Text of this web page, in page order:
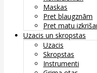
Maskas
Pret blaugznām
Pret matu
Uzacis un skropstas
Uzacis
Skropstas
Instrumenti